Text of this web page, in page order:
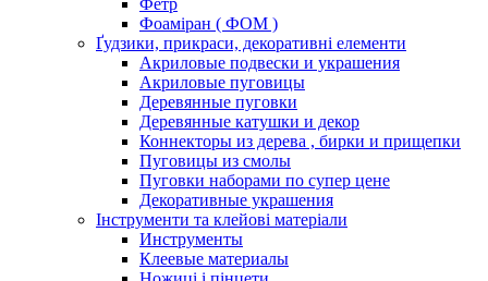
Фетр
Фоаміран ( ФОМ )
Ґудзики, прикраси, декоративні елементи
Акриловые подвески и украшения
Акриловые пуговицы
Деревянные пуговки
Деревянные катушки и декор
Коннекторы из дерева , бирки и прищепки
Пуговицы из смолы
Пуговки наборами по супер цене
Декоративные украшения
Інструменти та клейові матеріали
Инструменты
Клеевые материалы